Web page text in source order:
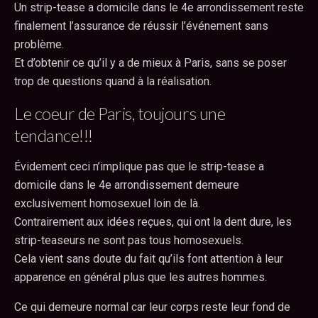
Un strip-tease a domicile dans le 4e arrondissement reste
finalement l’assurance de réussir l’événement sans
problème.
Et d’obtenir ce qu’il y a de mieux à Paris, sans se poser
trop de questions quand à la réalisation.
Le coeur de Paris, toujours une
tendance!!!
Évidement ceci n’implique pas que le strip-tease a
domicile dans le 4e arrondissement demeure
exclusivement homosexuel loin de là.
Contrairement aux idées reçues, qui ont la dent dure, les
strip-teaseurs ne sont pas tous homosexuels.
Cela vient sans doute du fait qu’ils font attention à leur
apparence en général plus que les autres hommes.
Ce qui demeure normal car leur corps reste leur fond de